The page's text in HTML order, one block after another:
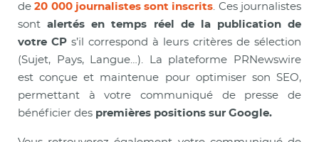
de20 000 journalistes sont inscrits . Ces journalistes
sontalertés en temps réel de la publication de
votre CP s’il correspond à leurs critères de sélection
(Sujet, Pays, Langue…). La plateforme PRNewswire
est conçue et maintenue pour optimiser son SEO,
permettant à votre communiqué de presse de
bénéficier des premières positions sur Google.